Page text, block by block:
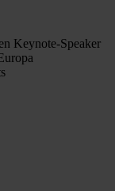
Keynote-Speaker